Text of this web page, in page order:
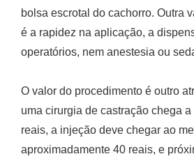
bolsa escrotal do cachorro. Outra
é a rapidez na aplicação, a
operatórios, nem anestesia ou
O valor do procedimento é outro
uma cirurgia de castração chega
reais, a injeção deve chegar ao
aproximadamente 40 reais, e